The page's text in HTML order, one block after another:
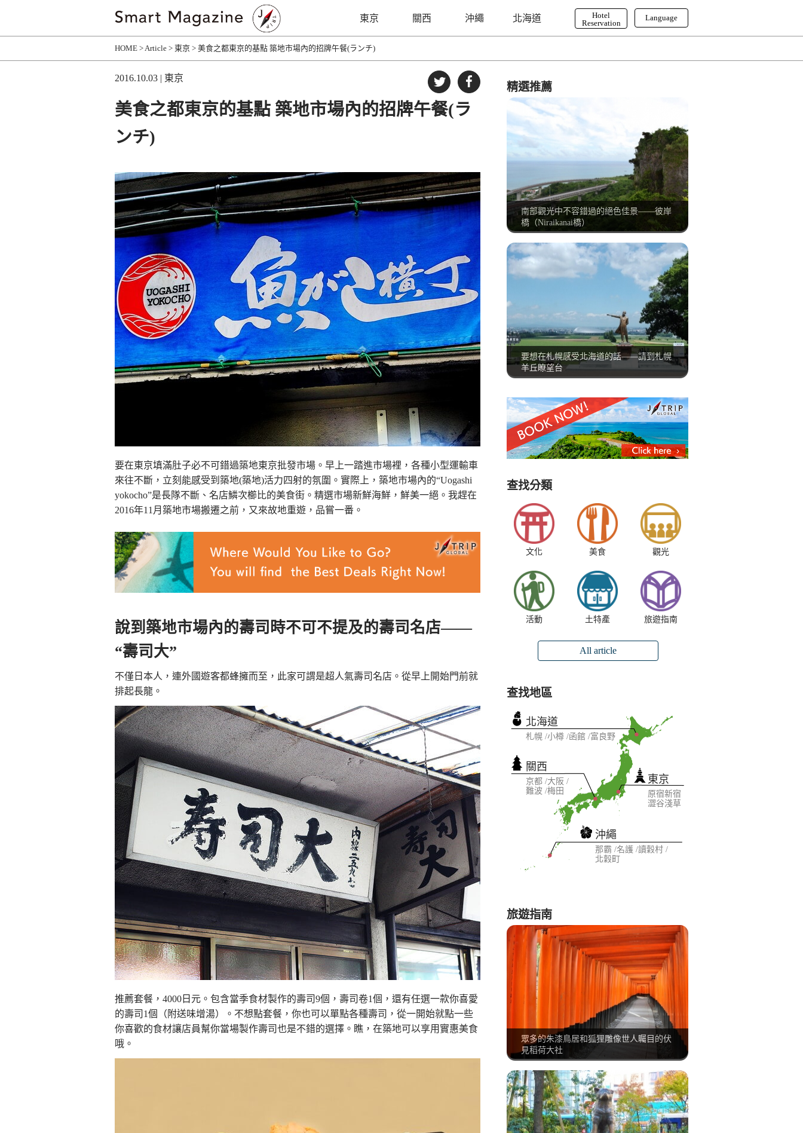
Language
English
Hotel
Reservation
東京 關西 沖繩 北海道
HOME Article 東京 美食之都東京的基點 築地市場內的招牌午餐(ランチ)
2016.10.03 | 東京
美食之都東京的基點 築地市場內的招牌午餐(ラ
ンチ)
要在東京填滿肚子必不可錯過築地東京批發市場。早上一踏進市場裡，各種小型運輸車
來往不斷，立刻能感受到築地(築地)活力四射的氛圍。實際上，築地市場內的“Uogashi
yokocho”是長隊不斷、名店鱗次櫛比的美食街。精選市場新鮮海鮮，鮮美一絕。我趕在
2016年11月築地市場搬遷之前，又來故地重遊，品嘗一番。
說到築地市場內的壽司時不可不提及的壽司名店——
“壽司大”
不僅日本人，連外國遊客都蜂擁而至，此家可謂是超人氣壽司名店。從早上開始門前就
排起長龍。
推薦套餐，4000日元。包含當季食材製作的壽司9個，壽司卷1個，還有任選一款你喜愛
的壽司1個（附送味增湯）。不想點套餐，你也可以單點各種壽司，從一開始就點一些
你喜歡的食材讓店員幫你當場製作壽司也是不錯的選擇。瞧，在築地可以享用實惠美食
哦。
精選推薦
南部觀光中不容錯過的絕色佳景——彼岸
橋（Niraikanai橋）
要想在札幌感受北海道的話——請到札幌
羊丘瞭望台
查找分類
文化 美食 觀光
活動 土特產 旅遊指南
All article
查找地區
東京
原宿新宿
澀谷淺草
關西
京都 大阪
難波 梅田
沖繩
那霸 名護 讀穀村
北穀町
北海道
札幌 小樽 函館 富良野
旅遊指南
眾多的朱漆鳥居和狐狸雕像世人矚目的伏
見稻荷大社